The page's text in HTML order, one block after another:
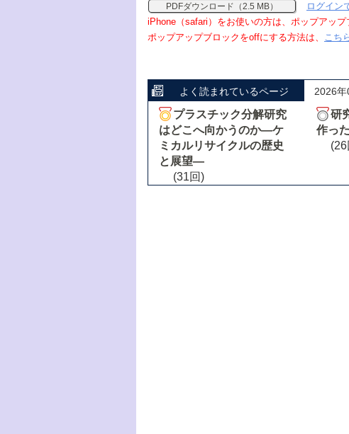
PDFダウンロード（2.5 MB）
ログイン
iPhone（safari）をお使いの方は、ポップアップ
ポップアップブロックをoffにする方法は、 こち
よく読まれているページ 2026
プラスチック分解研究
はどこへ向かうのか―ケ
ミカルリサイクルの歴史
と展望―
(31回)
研
作っ